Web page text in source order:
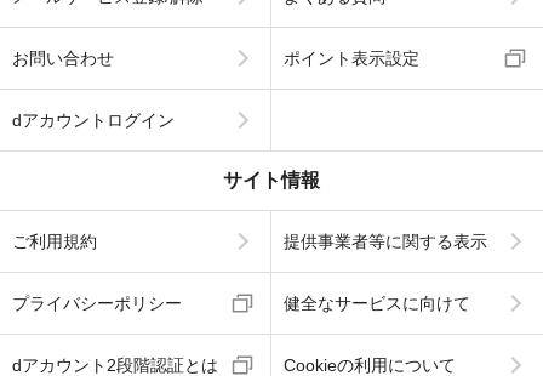
お問い合わせ ポイント表示設定
dアカウントログイン
サイト情報
ご利用規約 提供事業者等に関する表示
プライバシーポリシー 健全なサービスに向けて
dアカウント2段階認証とは Cookieの利用について